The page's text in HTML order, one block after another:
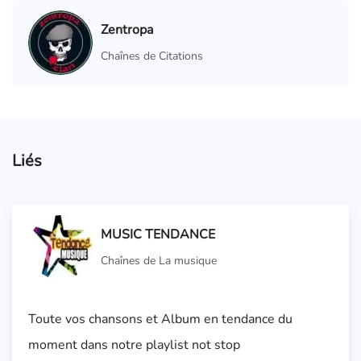
Zentropa
Chaînes de Citations
Liés
MUSIC TENDANCE
Chaînes de La musique
Toute vos chansons et Album en tendance du
moment dans notre playlist not stop